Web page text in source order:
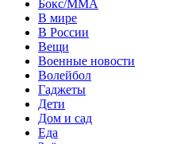
Бокс/MMA
В мире
В России
Вещи
Военные новости
Волейбол
Гаджеты
Дети
Дом и сад
Еда